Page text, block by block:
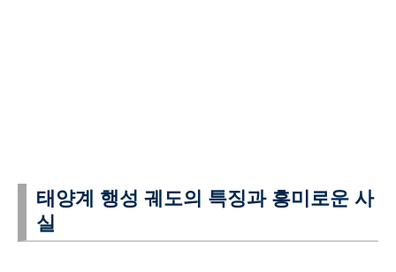
태양계 행성 궤도의 특징과 흥미로운 사
실